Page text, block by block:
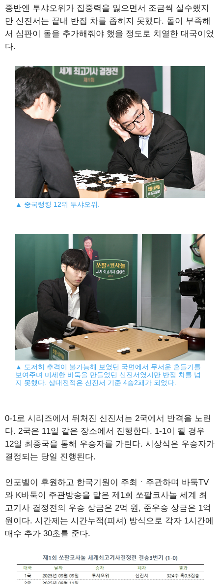
종반엔 투샤오위가 집중력을 잃으면서 조금씩 실수했지
만 신진서는 끝내 반집 차를 좁히지 못했다. 돌이 부족해
서 심판이 돌을 추가해줘야 했을 정도로 치열한 대국이었
다.
▲ 중국랭킹 12위 투샤오위.
▲ 도저히 추격이 불가능해 보였던 국면에서 무서운 흔들기를
보여주며 미세한 바둑을 만들었던 신진서였지만 반집 차를 넘
지 못했다. 상대전적은 신진서 기준 4승2패가 되었다.
0-1로 시리즈에서 뒤처진 신진서는 2국에서 반격을 노린
다. 2국은 11일 같은 장소에서 진행한다. 1-1이 될 경우
12일 최종국을 통해 우승자를 가린다. 시상식은 우승자가
결정되는 당일 진행된다.
인포벨이 후원하고 한국기원이 주최ㆍ주관하며 바둑TV
와 K바둑이 주관방송을 맡은 제1회 쏘팔코사놀 세계 최
고기사 결정전의 우승 상금은 2억 원, 준우승 상금은 1억
원이다. 시간제는 시간누적(피셔) 방식으로 각자 1시간에
매수 추가 30초를 준다.